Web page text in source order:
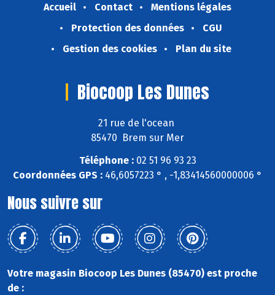
Accueil Contact
Mentions légales
Protection des données
CGU
Gestion des cookies
Plan du site
Biocoop Les Dunes
21 rue de l'ocean
85470 Brem sur Mer
Téléphone :02 51 96 93 23
Coordonnées GPS : 46,6057223 ° , -1,83414560000006 °
Nous suivre sur
Votre magasin Biocoop Les Dunes (85470) est proche
de :